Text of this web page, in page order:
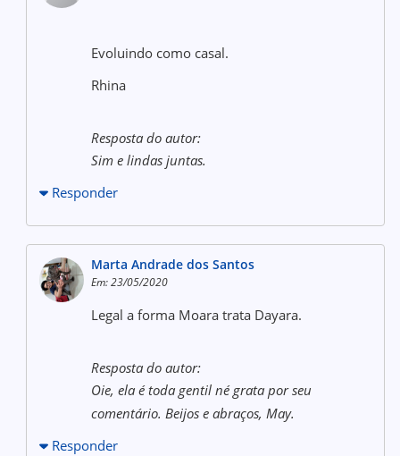
Evoluindo como casal.
Rhina
Resposta do autor:
Sim e lindas juntas.
Responder
Marta Andrade dos Santos
Em: 23/05/2020
Legal a forma Moara trata Dayara.
Resposta do autor:
Oie, ela é toda gentil né grata por seu
comentário. Beijos e abraços, May.
Responder